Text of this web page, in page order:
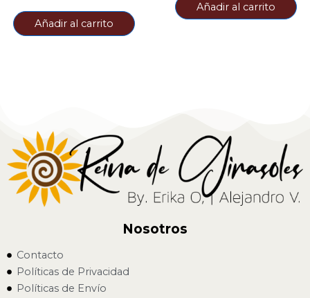
Añadir al carrito
Añadir al carrito
Nosotros
Contacto
Políticas de Privacidad
Políticas de Envío